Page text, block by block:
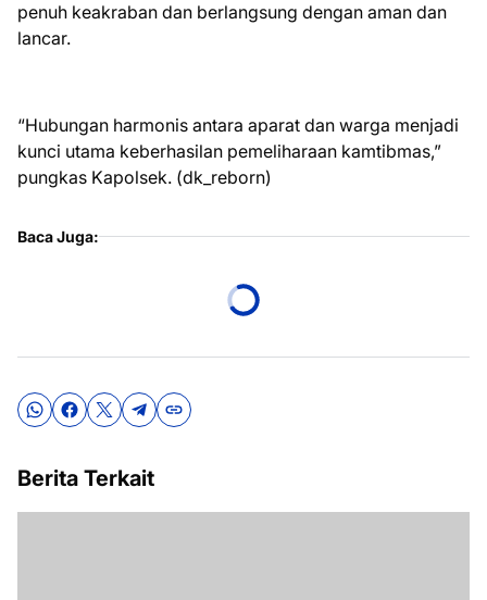
penuh keakraban dan berlangsung dengan aman dan
lancar.
“Hubungan harmonis antara aparat dan warga menjadi
kunci utama keberhasilan pemeliharaan kamtibmas,”
pungkas Kapolsek. (dk_reborn)
Baca Juga:
Berita Terkait